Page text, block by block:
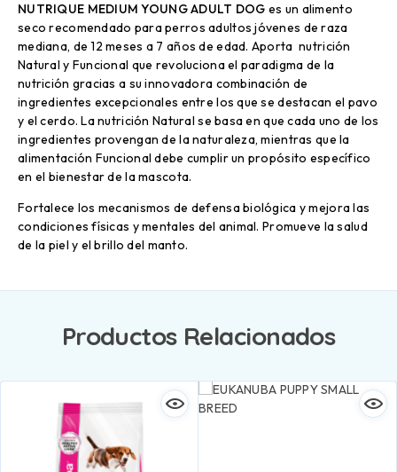
NUTRIQUE MEDIUM YOUNG ADULT DOG es un alimento
seco recomendado para perros adultos jóvenes de raza
mediana, de 12 meses a 7 años de edad. Aporta nutrición
Natural y Funcional que revoluciona el paradigma de la
nutrición gracias a su innovadora combinación de
ingredientes excepcionales entre los que se destacan el pavo
y el cerdo. La nutrición Natural se basa en que cada uno de los
ingredientes provengan de la naturaleza, mientras que la
alimentación Funcional debe cumplir un propósito específico
en el bienestar de la mascota.
Fortalece los mecanismos de defensa biológica y mejora las
condiciones físicas y mentales del animal. Promueve la salud
de la piel y el brillo del manto.
Productos Relacionados